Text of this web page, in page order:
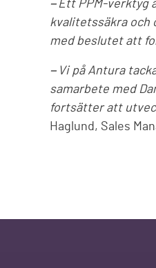
−Ett PPM-verktyg
kvalitetssäkra och
med beslutet att
−Vi på Antura
samarbete med
fortsätter att
Haglund, Sales